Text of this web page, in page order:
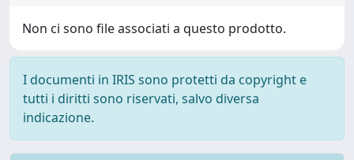
Non ci sono file associati a questo prodotto.
I documenti in IRIS sono protetti da copyright e
tutti i diritti sono riservati, salvo diversa
indicazione.